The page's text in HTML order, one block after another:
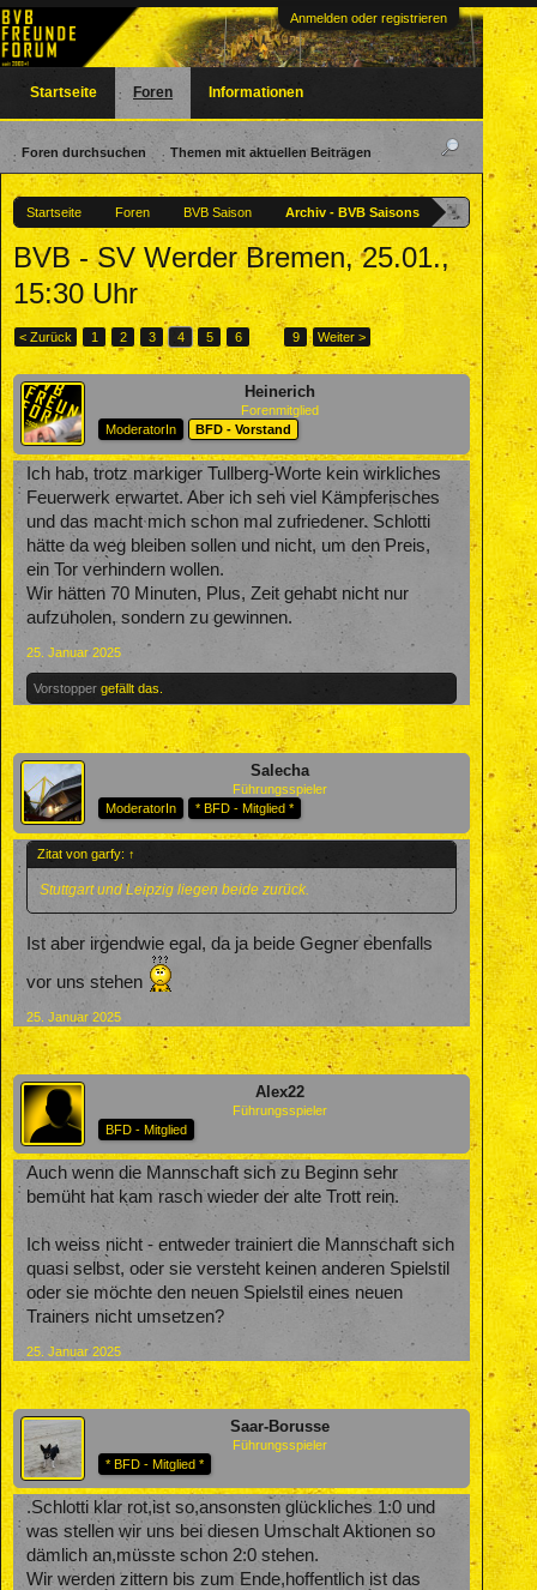
Anmelden oder registrieren
Startseite Foren BVB Saison Archiv - BVB Saisons
BVB - SV Werder Bremen, 25.01.,
15:30 Uhr
< Zurück 1 2 3 4 5 6 → 9 Weiter >
Heinerich
Forenmitglied
ModeratorIn
BFD - Vorstand
Ich hab, trotz markiger Tullberg-Worte kein wirkliches
Feuerwerk erwartet. Aber ich seh viel Kämpferisches
und das macht mich schon mal zufriedener. Schlotti
hätte da weg bleiben sollen und nicht, um den Preis,
ein Tor verhindern wollen.
Wir hätten 70 Minuten, Plus, Zeit gehabt nicht nur
aufzuholen, sondern zu gewinnen.
25. Januar 2025
Vorstopper gefällt das.
Salecha
Führungsspieler
ModeratorIn
* BFD - Mitglied *
Zitat von garfy: ↑
Stuttgart und Leipzig liegen beide zurück.
Ist aber irgendwie egal, da ja beide Gegner ebenfalls
vor uns stehen
25. Januar 2025
Alex22
Führungsspieler
BFD - Mitglied
Auch wenn die Mannschaft sich zu Beginn sehr
bemüht hat kam rasch wieder der alte Trott rein.
Ich weiss nicht - entweder trainiert die Mannschaft sich
quasi selbst, oder sie versteht keinen anderen Spielstil
oder sie möchte den neuen Spielstil eines neuen
Trainers nicht umsetzen?
25. Januar 2025
Saar-Borusse
Führungsspieler
* BFD - Mitglied *
.Schlotti klar rot,ist so,ansonsten glückliches 1:0 und
was stellen wir uns bei diesen Umschalt Aktionen so
dämlich an,müsste schon 2:0 stehen.
Wir werden zittern bis zum Ende,hoffentlich ist das
Startseite Foren
Foren durchsuchen Themen mit aktuellen Beiträgen
Informationen